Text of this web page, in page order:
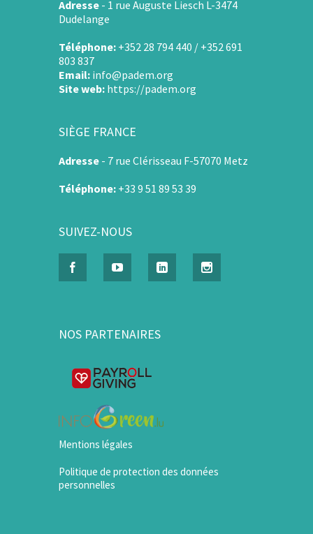
Adresse - 1 rue Auguste Liesch L-3474
Dudelange
Téléphone: +352 28 794 440 / +352 691
803 837
Email: info@padem.org
Site web: https://padem.org
SIÈGE FRANCE
Adresse - 7 rue Clérisseau F-57070 Metz
Téléphone: +33 9 51 89 53 39
SUIVEZ-NOUS
NOS PARTENAIRES
Mentions légales
Politique de protection des données
personnelles